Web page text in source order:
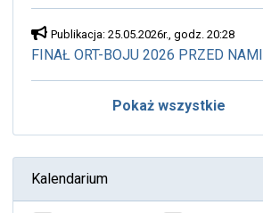
Publikacja: 25.05.2026r., godz. 20:28
FINAŁ ORT-BOJU 2026 PRZED NAMI
Pokaż wszystkie
Kalendarium